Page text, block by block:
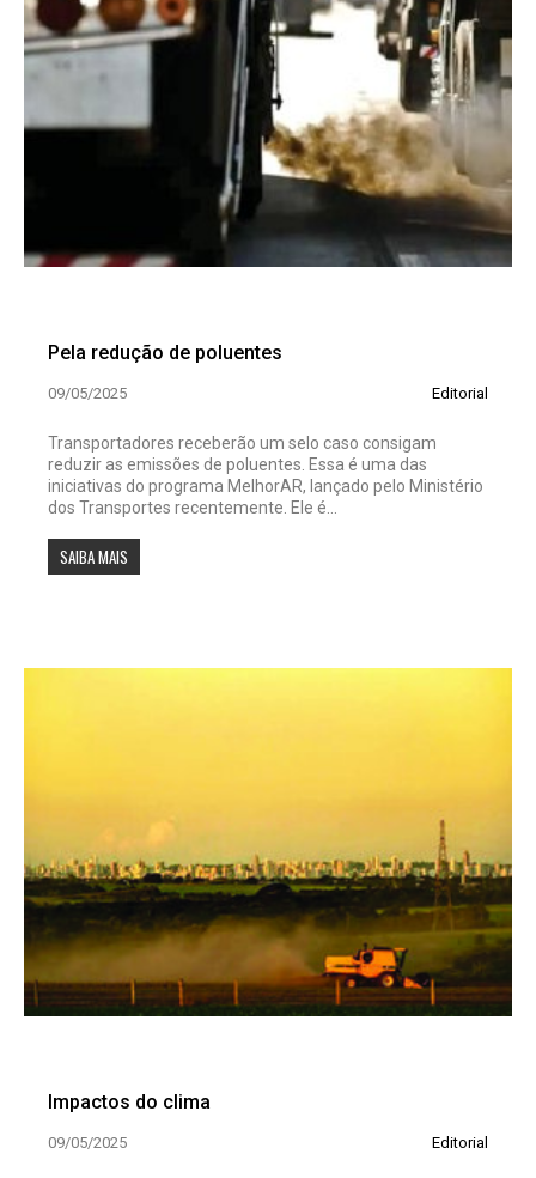
Pela redução de poluentes
09/05/2025 Editorial
Transportadores receberão um selo caso consigam
reduzir as emissões de poluentes. Essa é uma das
iniciativas do programa MelhorAR, lançado pelo Ministério
dos Transportes recentemente. Ele é...
SAIBA MAIS
Impactos do clima
09/05/2025 Editorial